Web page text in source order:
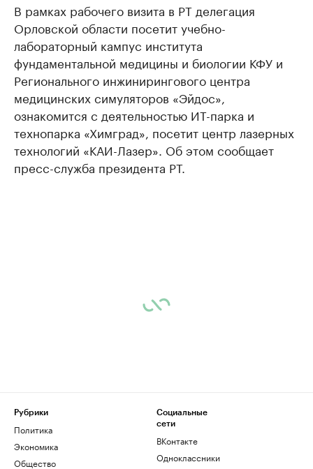
В рамках рабочего визита в РТ делегация
Орловской области посетит учебно-
лабораторный кампус института
фундаментальной медицины и биологии КФУ и
Регионального инжинирингового центра
медицинских симуляторов «Эйдос»,
ознакомится с деятельностью ИТ-парка и
технопарка «Химград», посетит центр лазерных
технологий «КАИ-Лазер». Об этом сообщает
пресс-служба президента РТ.
Рубрики
Политика
Экономика
Общество
Социальные
сети
ВКонтакте
Одноклассники